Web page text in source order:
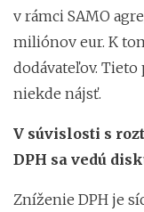
v rámci SAMO
miliónov eur. K
dodávateľov.
niekde nájsť.
V súvislosti s
DPH sa vedú
Zníženie DPH je